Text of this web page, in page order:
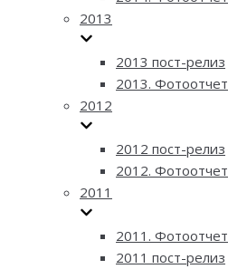
2013
2013 пост-релиз
2013. Фотоотчет
2012
2012 пост-релиз
2012. Фотоотчет
2011
2011. Фотоотчет
2011 пост-релиз